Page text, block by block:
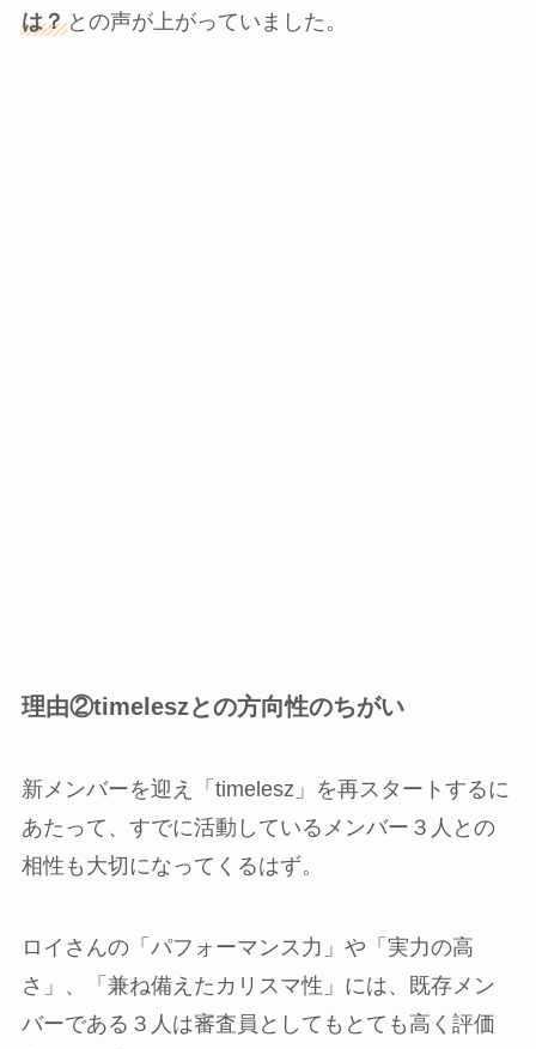
は？との声が上がっていました。
理由②timeleszとの方向性のちがい
新メンバーを迎え「timelesz」を再スタートするに
あたって、すでに活動しているメンバー３人との
相性も大切になってくるはず。
ロイさんの「パフォーマンス力」や「実力の高
さ」、「兼ね備えたカリスマ性」には、既存メン
バーである３人は審査員としてもとても高く評価